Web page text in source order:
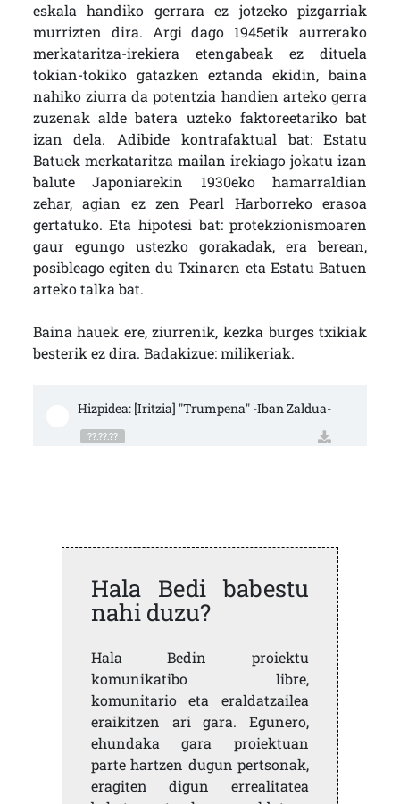
eskala handiko gerrara ez jotzeko pizgarriak
murrizten dira. Argi dago 1945etik aurrerako
merkataritza-irekiera etengabeak ez dituela
tokian-tokiko gatazken eztanda ekidin, baina
nahiko ziurra da potentzia handien arteko gerra
zuzenak alde batera uzteko faktoreetariko bat
izan dela. Adibide kontrafaktual bat: Estatu
Batuek merkataritza mailan irekiago jokatu izan
balute Japoniarekin 1930eko hamarraldian
zehar, agian ez zen Pearl Harborreko erasoa
gertatuko. Eta hipotesi bat: protekzionismoaren
gaur egungo ustezko gorakadak, era berean,
posibleago egiten du Txinaren eta Estatu Batuen
arteko talka bat.
Baina hauek ere, ziurrenik, kezka burges txikiak
besterik ez dira. Badakizue: milikeriak.
Hizpidea: [Iritzia] "Trumpena" -Iban Zaldua-
??:??:??
Hala Bedi babestu
nahi duzu?
Hala Bedin proiektu
komunikatibo libre,
komunitario eta eraldatzailea
eraikitzen ari gara. Egunero,
ehundaka gara proiektuan
parte hartzen dugun pertsonak,
eragiten digun errealitatea